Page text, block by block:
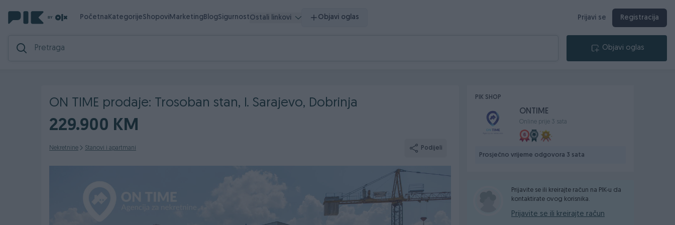
PočetnaKategorijeShopoviMarketingBlogSigurnostOstali linkovi Objavi oglas Prijavi se Registracija
Objavi oglas
ON TIME prodaje: Trosoban stan, I. Sarajevo, Dobrinja
229.900 KM
Nekretnine Stanovi i apartmani Podijeli
PIK SHOP
ONTIME
Online prije 3 sata
Prosječno vrijeme odgovora 3 sata
Prijavite se ili kreirajte račun na PIK-u da
kontaktirate ovog korisnika.
Prijavite se ili kreirajte račun